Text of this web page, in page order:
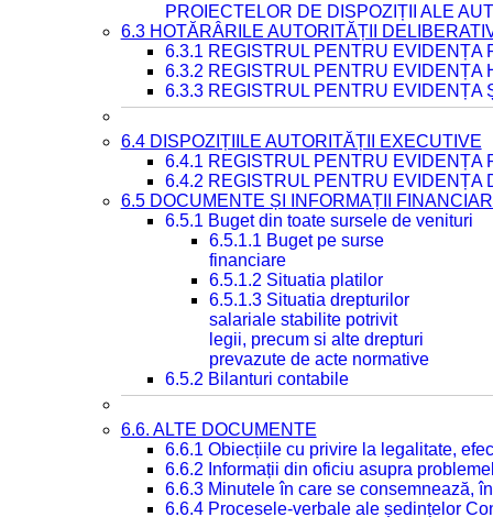
PROIECTELOR DE DISPOZIȚII ALE
6.3 HOTĂRÂRILE AUTORITĂȚII
6.3.1 REGISTRUL PENTRU EVIDENȚA
6.3.2 REGISTRUL PENTRU EVIDENȚA
6.3.3 REGISTRUL PENTRU EVIDENȚA
6.4 DISPOZIȚIILE AUTORITĂȚII EXECUTIVE
6.4.1 REGISTRUL PENTRU EVIDENȚA
6.4.2 REGISTRUL PENTRU EVIDENȚA
6.5 DOCUMENTE ȘI INFORMAȚII
6.5.1 Buget din toate sursele de venituri
6.5.1.1 Buget pe surse
financiare
6.5.1.2 Situatia platilor
6.5.1.3 Situatia drepturilor
salariale stabilite potrivit
legii, precum si alte drepturi
prevazute de acte normative
6.5.2 Bilanturi contabile
6.6. ALTE DOCUMENTE
6.6.1 Obiecțiile cu privire la legalitate,
6.6.2 Informații din oficiu asupra
6.6.3 Minutele în care se consemnează,
6.6.4 Procesele-verbale ale ședințelor